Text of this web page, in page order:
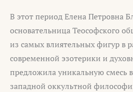
В этот период Елена Петровна
основательница Теософского
из самых влиятельных фигур в
современной эзотерики и
предложила уникальную смесь
западной оккультной